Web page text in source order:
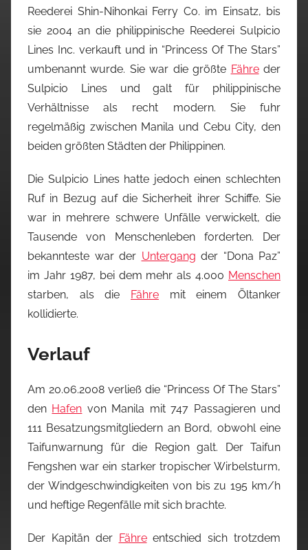
Reederei Shin-Nihonkai Ferry Co. im Einsatz, bis
sie 2004 an die philippinische Reederei Sulpicio
Lines Inc. verkauft und in “Princess Of The Stars”
umbenannt wurde. Sie war die größte Fähreder
Sulpicio Lines und galt für philippinische
Verhältnisse als recht modern. Sie fuhr
regelmäßig zwischen Manila und Cebu City, den
beiden größten Städten der Philippinen.
Die Sulpicio Lines hatte jedoch einen schlechten
Ruf in Bezug auf die Sicherheit ihrer Schiffe. Sie
war in mehrere schwere Unfälle verwickelt, die
Tausende von Menschenleben forderten. Der
bekannteste war der Untergang der “Dona Paz”
im Jahr 1987, bei dem mehr als 4.000 Menschen
starben, als die
Fähre mit einem Öltanker
kollidierte.
Verlauf
Am 20.06.2008 verließ die “Princess Of The Stars”
den Hafen von Manila mit 747 Passagieren und
111 Besatzungsmitgliedern an Bord, obwohl eine
Taifunwarnung für die Region galt. Der Taifun
Fengshen war ein starker tropischer Wirbelsturm,
der Windgeschwindigkeiten von bis zu 195 km/h
und heftige Regenfälle mit sich brachte.
Der Kapitän der Fähreentschied sich trotzdem